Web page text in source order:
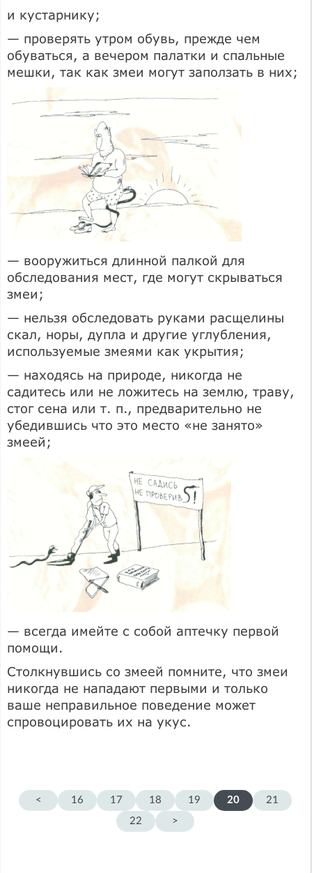
и кустарнику;
— проверять утром обувь, прежде чем
обуваться, а вечером палатки и спальные
мешки, так как змеи могут заползать в них;
— вооружиться длинной палкой для
обследования мест, где могут скрываться
змеи;
— нельзя обследовать руками расщелины
скал, норы, дупла и другие углубления,
используемые змеями как укрытия;
— находясь на природе, никогда не
садитесь или не ложитесь на землю, траву,
стог сена или т. п., предварительно не
убедившись что это место «не занято»
змеей;
— всегда имейте с собой аптечку первой
помощи.
Столкнувшись со змеей помните, что змеи
никогда не нападают первыми и только
ваше неправильное поведение может
спровоцировать их на укус.
< 16 17 18 19 20
21
22
>